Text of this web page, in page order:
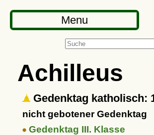
Menu
Achilleus
Gedenktag katholisch:
nicht gebotener Gedenktag
Gedenktag III. Klasse